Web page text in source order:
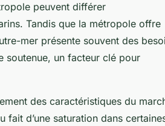
peuvent différer
Tandis que la métropole offre
mer présente souvent des
soutenue, un facteur clé pour
des caractéristiques du
d’une saturation dans